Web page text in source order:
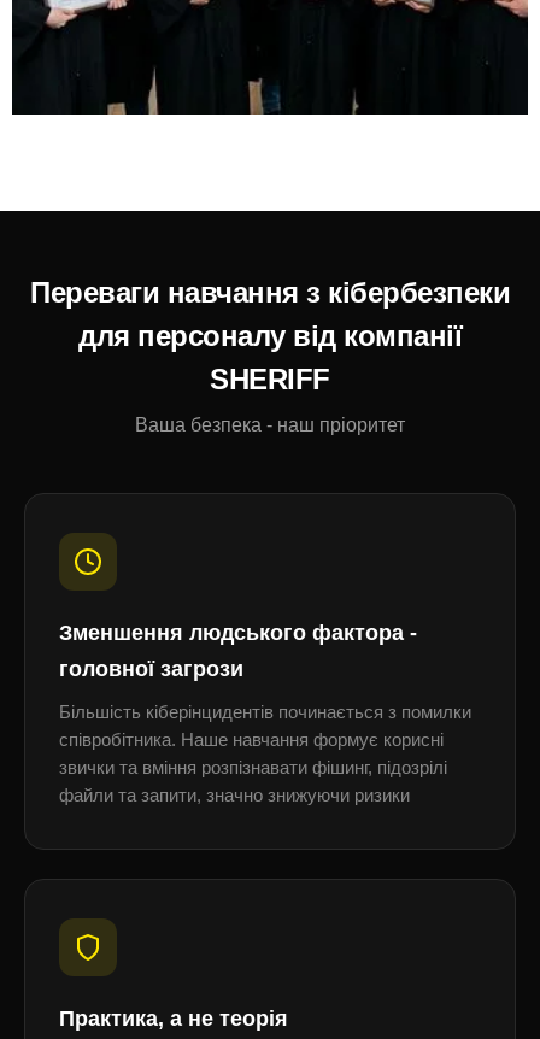
Переваги навчання з кібербезпеки
для персоналу від компанії
SHERIFF
Ваша безпека - наш пріоритет
Зменшення людського фактора -
головної загрози
Більшість кіберінцидентів починається з помилки
співробітника. Наше навчання формує корисні
звички та вміння розпізнавати фішинг, підозрілі
файли та запити, значно знижуючи ризики
Практика, а не теорія